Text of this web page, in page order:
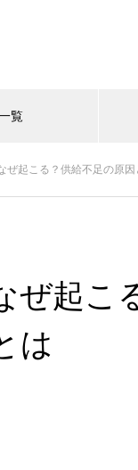
覧
ぜ起こる？供給不足の原
ぜ起こ
は